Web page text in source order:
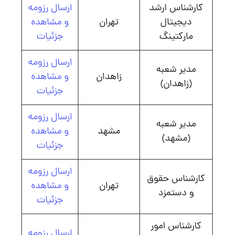
کارشناس ارشد
دیجیتال
مارکتینگ
تهران
ارسال رزومه
و مشاهده
جزئیات
مدیر شعبه
(زاهدان)
زاهدان
ارسال رزومه
و مشاهده
جزئیات
مدیر شعبه
(مشهد)
مشهد
ارسال رزومه
و مشاهده
جزئیات
کارشناس حقوق
و دستمزد
تهران
ارسال رزومه
و مشاهده
جزئیات
کارشناس امور